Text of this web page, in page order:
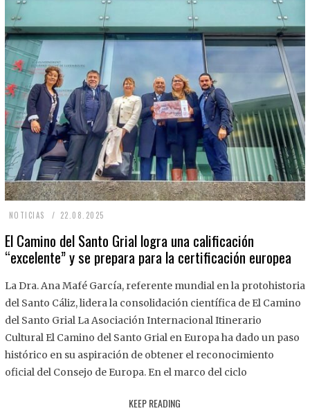
NOTICIAS 22.08.2025
.
8
2
2
El Camino del Santo Grial logra una calificación
“excelente” y se prepara para la certificación europea
La Dra. Ana Mafé García, referente mundial en la protohistoria
del Santo Cáliz, lidera la consolidación científica de El Camino
del Santo Grial La Asociación Internacional Itinerario
Cultural El Camino del Santo Grial en Europa ha dado un paso
histórico en su aspiración de obtener el reconocimiento
oficial del Consejo de Europa. En el marco del ciclo
KEEP READING